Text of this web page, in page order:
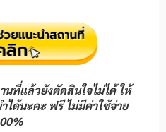
นที่แล้วยังตัดสินใจไม่ได้ ให้
ได้นะคะ ฟรี ไม่มีค่าใช้จ่าย